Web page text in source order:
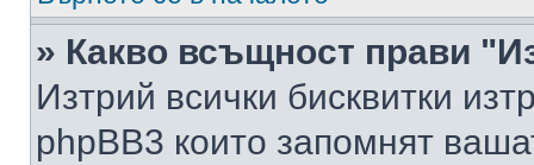
» Какво всъщност прави
Изтрий всички бисквитки
phpBB3 които запомнят